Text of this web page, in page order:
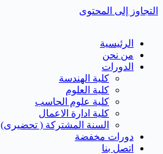
التجاوز إلى المحتوى
الرئيسية
من نحن
الدورات
كلية الهندسة
كلية العلوم
كلية علوم الحاسب
كلية ادارة الاعمال
السنة المشتركة ( تحضيرى)
دورات مخفضة
اتصل بنا